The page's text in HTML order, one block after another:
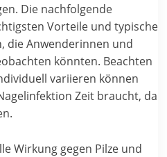
Die nachfolgende
Vorteile und typische
die Anwenderinnen und
könnten. Beachten
variieren können
Zeit braucht, da
Wirkung gegen Pilze und